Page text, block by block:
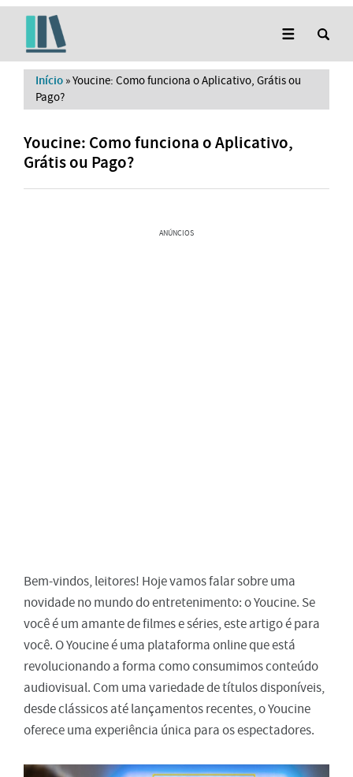
Início »Youcine: Como funciona o Aplicativo, Grátis ou
Pago?
Youcine: Como funciona o Aplicativo,
Grátis ou Pago?
ANÚNCIOS
Bem-vindos, leitores! Hoje vamos falar sobre uma
novidade no mundo do entretenimento: o Youcine. Se
você é um amante de filmes e séries, este artigo é para
você. O Youcine é uma plataforma online que está
revolucionando a forma como consumimos conteúdo
audiovisual. Com uma variedade de títulos disponíveis,
desde clássicos até lançamentos recentes, o Youcine
oferece uma experiência única para os espectadores.